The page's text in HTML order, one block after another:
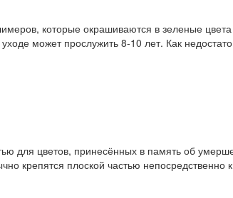
которые окрашиваются в зеленые
может прослужить 8-10 лет. Как
для цветов, принесённых в память об
крепятся плоской частью непосредственно